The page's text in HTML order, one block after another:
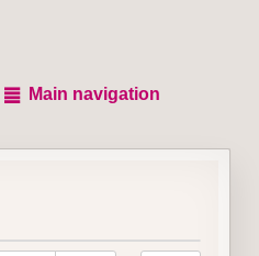
Main navigation